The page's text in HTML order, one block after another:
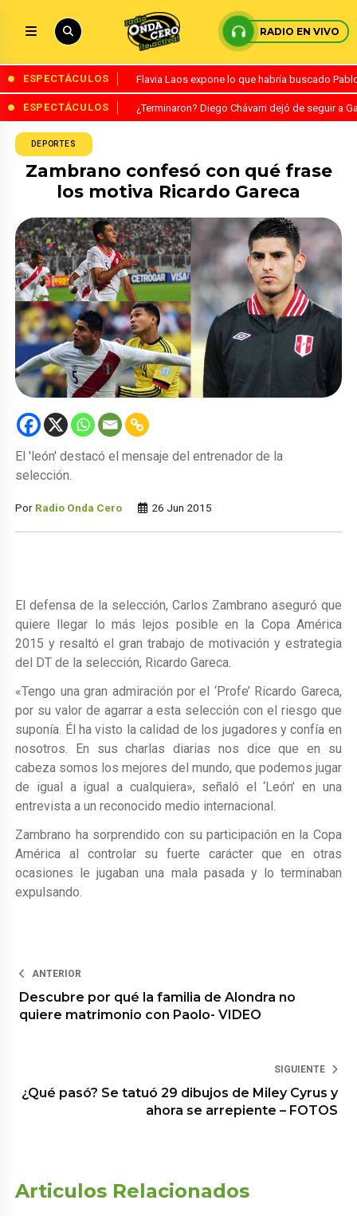
RADIO EN VIVO
ESPECTÁCULOS Flavia Laos expone lo que habría buscado
ESPECTÁCULOS ¿Terminaron? Diego Chávarri dejó de seguir a
DEPORTES
Zambrano confesó con qué frase
los motiva Ricardo Gareca
El 'león' destacó el mensaje del entrenador de la
selección.
Por Radio Onda Cero 26 Jun 2015
El defensa de la selección, Carlos Zambrano aseguró que
quiere llegar lo más lejos posible en la Copa América
2015 y resaltó el gran trabajo de motivación y estrategia
del DT de la selección, Ricardo Gareca.
«Tengo una gran admiración por el ‘Profe’ Ricardo Gareca,
por su valor de agarrar a esta selección con el riesgo que
suponía. Él ha visto la calidad de los jugadores y confía en
nosotros. En sus charlas diarias nos dice que en su
cabeza somos los mejores del mundo, que podemos jugar
de igual a igual a cualquiera», señaló el ‘León’ en una
entrevista a un reconocido medio internacional.
Zambrano ha sorprendido con su participación en la Copa
América al controlar su fuerte carácter que en otras
ocasiones le jugaban una mala pasada y lo terminaban
expulsando.
ANTERIOR
Descubre por qué la familia de Alondra no
quiere matrimonio con Paolo- VIDEO
SIGUIENTE
¿Qué pasó? Se tatuó 29 dibujos de Miley Cyrus y
ahora se arrepiente – FOTOS
Articulos Relacionados